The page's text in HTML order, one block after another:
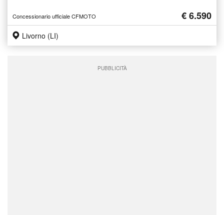
Concessionario ufficiale CFMOTO € 6.590
Livorno (LI)
PUBBLICITÀ